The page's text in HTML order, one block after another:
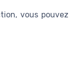
vous pouvez